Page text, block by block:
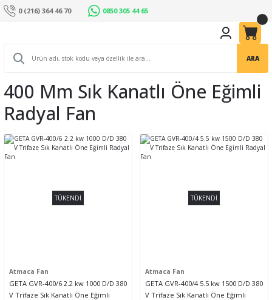
0 (216) 364 46 70 0850 305 44 65
ARA
400 Mm Sık Kanatlı Öne Eğimli
Radyal Fan
TÜKENDİ
Atmaca Fan
GETA GVR-400/6 2.2 kw 1000 D/D 380
V Trifaze Sık Kanatlı Öne Eğimli
TÜKENDİ
Atmaca Fan
GETA GVR-400/4 5.5 kw 1500 D/D 380
V Trifaze Sık Kanatlı Öne Eğimli